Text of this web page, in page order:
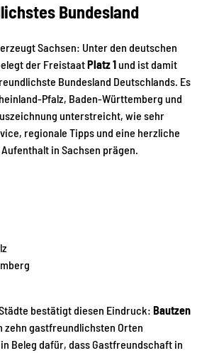
Bundesland
Sachsen: Unter den deutschen
der FreistaatPlatz 1und ist damit
Bundesland Deutschlands. Es
Pfalz, Baden-Württemberg und
unterstreicht, wie sehr
regionale Tipps und eine herzliche
in Sachsen prägen.
bestätigt diesen Eindruck: Bautzen
zehn gastfreundlichsten Orten
Beleg dafür, dass Gastfreundschaft in